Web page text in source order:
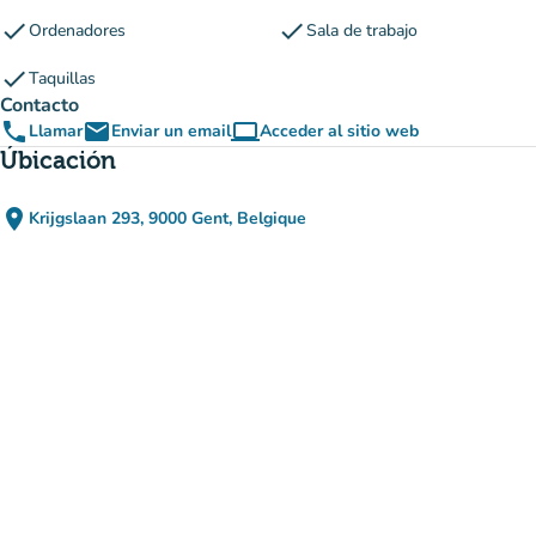
checkOrdenadores checkSala de trabajo
checkTaquillas
Contacto
phone LlamaremailEnviar un emailcomputerAcceder al sitio web
(nueva pestaña)
Úbicación
place Krijgslaan 293, 9000 Gent, Belgique
(abrir en Google Maps)
(nueva pestaña)